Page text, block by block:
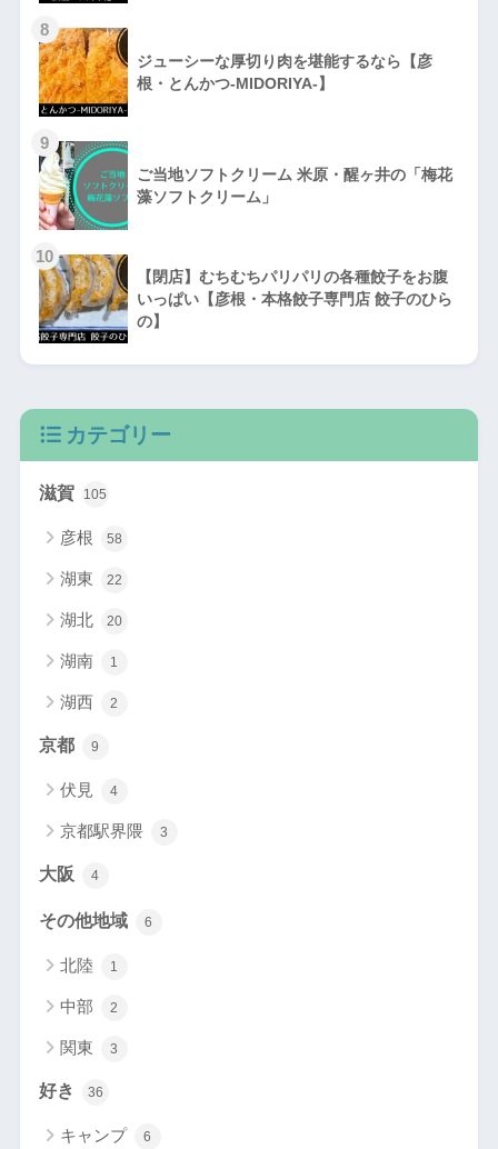
8
ジューシーな厚切り肉を堪能するなら【彦
根・とんかつ-MIDORIYA-】
9
ご当地ソフトクリーム 米原・醒ヶ井の「梅花
藻ソフトクリーム」
10
【閉店】むちむちパリパリの各種餃子をお腹
いっぱい【彦根・本格餃子専門店 餃子のひら
の】
カテゴリー
滋賀 105
彦根 58
湖東 22
湖北 20
湖南 1
湖西 2
京都 9
伏見 4
京都駅界隈 3
大阪 4
その他地域 6
北陸 1
中部 2
関東 3
好き 36
キャンプ 6